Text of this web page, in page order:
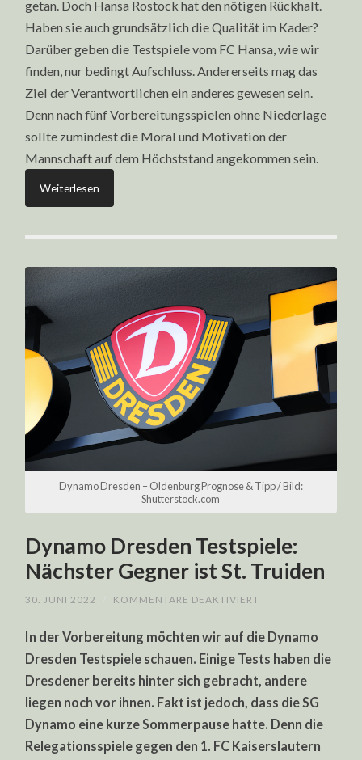
getan. Doch Hansa Rostock hat den nötigen Rückhalt.
Haben sie auch grundsätzlich die Qualität im Kader?
Darüber geben die Testspiele vom FC Hansa, wie wir
finden, nur bedingt Aufschluss. Andererseits mag das
Ziel der Verantwortlichen ein anderes gewesen sein.
Denn nach fünf Vorbereitungsspielen ohne Niederlage
sollte zumindest die Moral und Motivation der
Mannschaft auf dem Höchststand angekommen sein.
Weiterlesen
Dynamo Dresden – Oldenburg Prognose & Tipp / Bild:
Shutterstock.com
Dynamo Dresden Testspiele:
Nächster Gegner ist St. Truiden
30. JUNI 2022 KOMMENTARE DEAKTIVIERT
TESTSPIELE:
NÄCHSTER
GEGNER
ST.
TRUIDEN
In der Vorbereitung möchten wir auf die Dynamo
Dresden Testspiele schauen. Einige Tests haben die
Dresdener bereits hinter sich gebracht, andere
liegen noch vor ihnen. Fakt ist jedoch, dass die SG
Dynamo eine kurze Sommerpause hatte. Denn die
Relegationsspiele gegen den 1. FC Kaiserslautern